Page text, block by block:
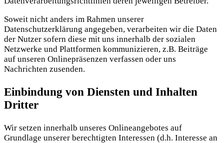
Soweit nicht anders im Rahmen unserer
Datenschutzerklärung angegeben, verarbeiten wir die Daten
der Nutzer sofern diese mit uns innerhalb der sozialen
Netzwerke und Plattformen kommunizieren, z.B. Beiträge
auf unseren Onlinepräsenzen verfassen oder uns
Nachrichten zusenden.
Einbindung von Diensten und Inhalten
Dritter
Wir setzen innerhalb unseres Onlineangebotes auf
Grundlage unserer berechtigten Interessen (d.h. Interesse an